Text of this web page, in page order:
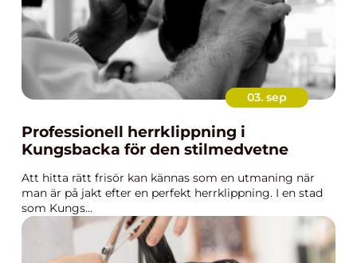
03. sep
Professionell herrklippning i
Kungsbacka för den stilmedvetne
Att hitta rätt frisör kan kännas som en utmaning när
man är på jakt efter en perfekt herrklippning. I en stad
som Kungs...